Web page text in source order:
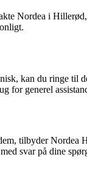
Nordea i
kan du ringe til
for generel
tilbyder
svar på dine